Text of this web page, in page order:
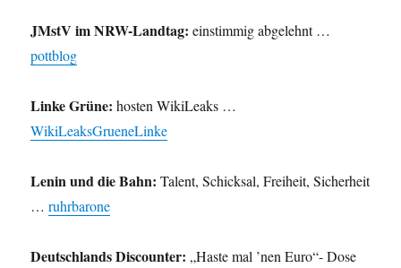
JMstV im NRW-Landtag: einstimmig abgelehnt …
pottblog
Linke Grüne: hosten WikiLeaks …
WikiLeaksGrueneLinke
Lenin und die Bahn: Talent, Schicksal, Freiheit, Sicherheit
…ruhrbarone
Deutschlands Discounter: „Haste mal ’nen Euro“- Dose